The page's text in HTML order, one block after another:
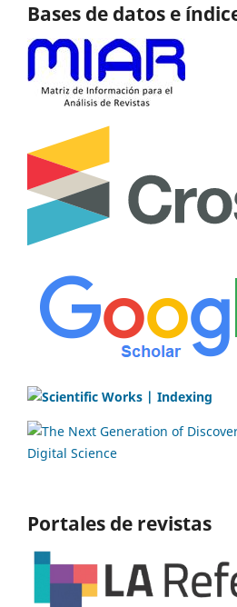
Bases de datos e
Portales de revistas